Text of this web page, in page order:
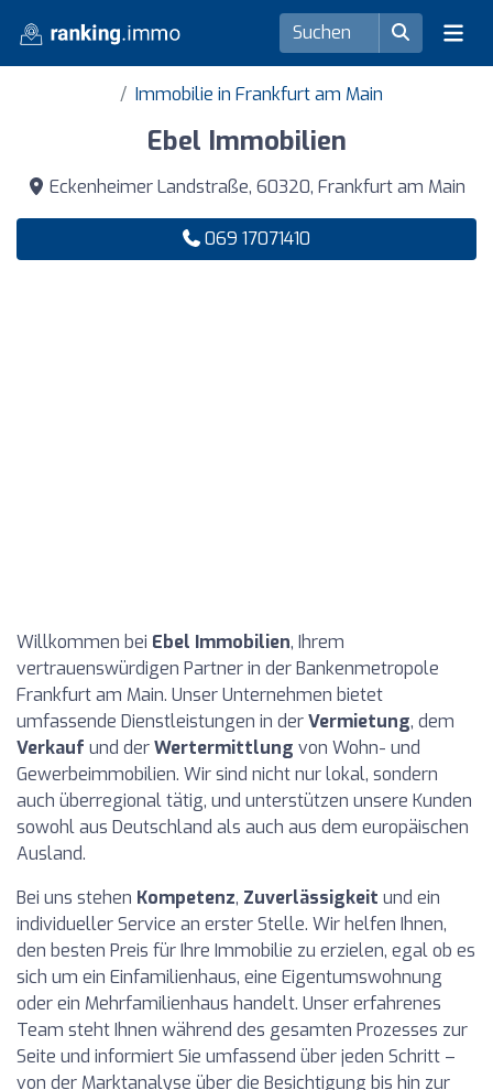
Immobilie in Frankfurt am Main
Ebel Immobilien
Eckenheimer Landstraße, 60320, Frankfurt am Main
069 17071410
Willkommen bei Ebel Immobilien, Ihrem
vertrauenswürdigen Partner in der Bankenmetropole
Frankfurt am Main. Unser Unternehmen bietet
umfassende Dienstleistungen in derVermietung, dem
Verkauf und derWertermittlung von Wohn- und
Gewerbeimmobilien. Wir sind nicht nur lokal, sondern
auch überregional tätig, und unterstützen unsere Kunden
sowohl aus Deutschland als auch aus dem europäischen
Ausland.
Bei uns stehen Kompetenz, Zuverlässigkeit und ein
individueller Service an erster Stelle. Wir helfen Ihnen,
den besten Preis für Ihre Immobilie zu erzielen, egal ob es
sich um ein Einfamilienhaus, eine Eigentumswohnung
oder ein Mehrfamilienhaus handelt. Unser erfahrenes
Team steht Ihnen während des gesamten Prozesses zur
Seite und informiert Sie umfassend über jeden Schritt –
von der Marktanalyse über die Besichtigung bis hin zur